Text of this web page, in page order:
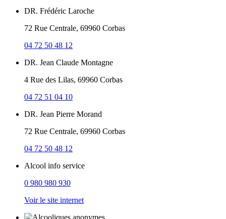
DR. Frédéric Laroche
72 Rue Centrale, 69960 Corbas
04 72 50 48 12
DR. Jean Claude Montagne
4 Rue des Lilas, 69960 Corbas
04 72 51 04 10
DR. Jean Pierre Morand
72 Rue Centrale, 69960 Corbas
04 72 50 48 12
Alcool info service
0 980 980 930
Voir le site internet